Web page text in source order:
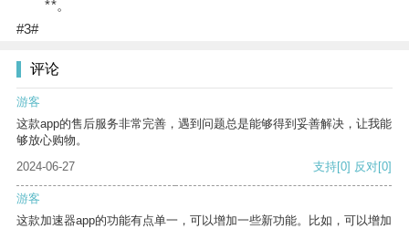
**。
#3#
评论
游客
这款app的售后服务非常完善，遇到问题总是能够得到妥善解决，让我能
够放心购物。
2024-06-27
支持[0] 反对[0]
游客
这款加速器app的功能有点单一，可以增加一些新功能。比如，可以增加